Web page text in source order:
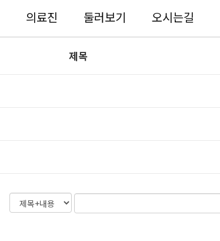
의료진 둘러보기 오시는길
제목